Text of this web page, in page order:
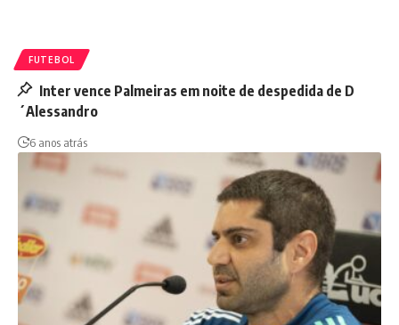
FUTEBOL
Inter vence Palmeiras em noite de despedida de D
´Alessandro
6 anos atrás